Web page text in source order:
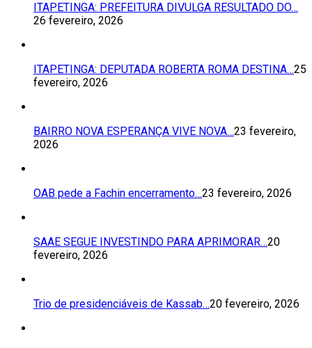
ITAPETINGA: PREFEITURA DIVULGA RESULTADO DO…
26 fevereiro, 2026
ITAPETINGA: DEPUTADA ROBERTA ROMA DESTINA…25
fevereiro, 2026
BAIRRO NOVA ESPERANÇA VIVE NOVA…23 fevereiro,
2026
OAB pede a Fachin encerramento…23 fevereiro, 2026
SAAE SEGUE INVESTINDO PARA APRIMORAR…20
fevereiro, 2026
Trio de presidenciáveis de Kassab…20 fevereiro, 2026